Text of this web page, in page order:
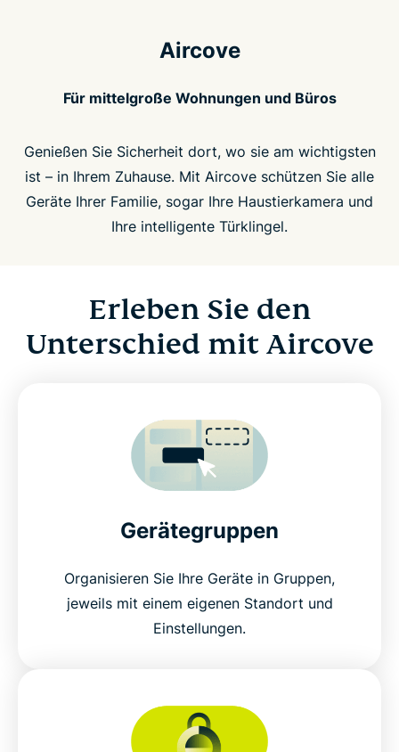
Aircove
Für mittelgroße Wohnungen und Büros
Genießen Sie Sicherheit dort, wo sie am wichtigsten
ist – in Ihrem Zuhause. Mit Aircove schützen Sie alle
Geräte Ihrer Familie, sogar Ihre Haustierkamera und
Ihre intelligente Türklingel.
Erleben Sie den
Unterschied mit Aircove
Gerätegruppen
Organisieren Sie Ihre Geräte in Gruppen,
jeweils mit einem eigenen Standort und
Einstellungen.